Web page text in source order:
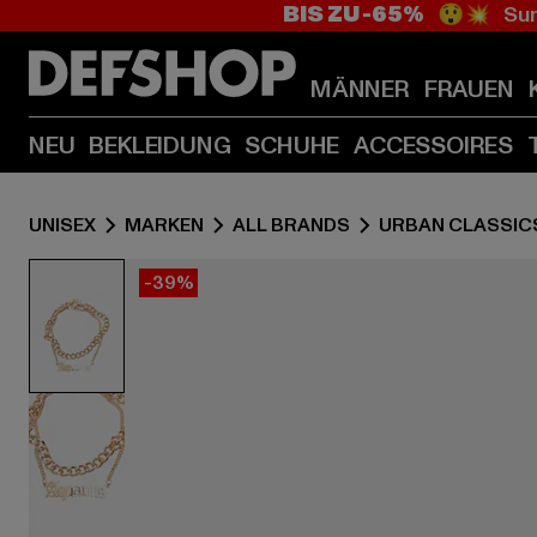
BIS ZU -65% 😲💥
MÄNNER FRAUEN
NEU BEKLEIDUNG SCHUHE ACCESSOIRES
UNISEX MARKEN ALL BRANDS URBAN
-39%